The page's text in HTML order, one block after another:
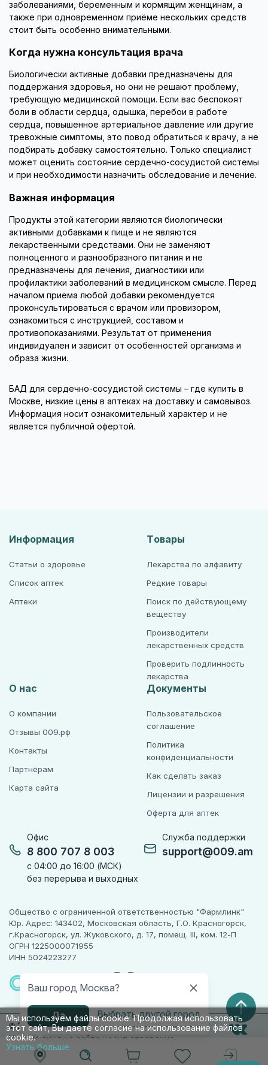
Ваш город Москва?
Да Выбрать другой город
заболеваниями, беременным и кормящим женщинам, а
также при одновременном приёме нескольких средств
стоит быть особенно внимательными.
Когда нужна консультация врача
Биологически активные добавки предназначены для
поддержания здоровья, но они не решают проблему,
требующую медицинской помощи. Если вас беспокоят
боли в области сердца, одышка, перебои в работе
сердца, повышенное артериальное давление или другие
тревожные симптомы, это повод обратиться к врачу, а не
подбирать добавку самостоятельно. Только специалист
может оценить состояние сердечно-сосудистой системы
и при необходимости назначить обследование и лечение.
Важная информация
Продукты этой категории являются биологически
активными добавками к пище и не являются
лекарственными средствами. Они не заменяют
полноценного и разнообразного питания и не
предназначены для лечения, диагностики или
профилактики заболеваний в медицинском смысле. Перед
началом приёма любой добавки рекомендуется
проконсультироваться с врачом или провизором,
ознакомиться с инструкцией, составом и
противопоказаниями. Результат от применения
индивидуален и зависит от особенностей организма и
образа жизни.
БАД для сердечно-сосудистой системы – где купить в
Москве, низкие цены в аптеках на доставку и самовывоз.
Информация носит ознакомительный характер и не
является публичной офертой.
Мы используем файлы cookie. Продолжая использовать
этот сайт, Вы даете согласие на использование файлов
cookie.
Узнать больше
Офис
8 800 707 8 003
с 04:00 до 16:00 (МСК)
без перерыва и выходных
Служба поддержки
support@009.am
Информация
Статьи о здоровье
Список аптек
Аптеки
Товары
Лекарства по алфавиту
Редкие товары
Поиск по действующему
веществу
Производители
лекарственных средств
Проверить подлинность
лекарства
О нас
О компании
Отзывы 009.рф
Контакты
Партнёрам
Карта сайта
Документы
Пользовательское
соглашение
Политика
конфиденциальности
Как сделать заказ
Лицензии и разрешения
Оферта для аптек
Общество с ограниченной ответственностью "Фармлинк"
Юр. Адрес: 143402, Московская область, Г.О. Красногорск,
г.Красногорск, ул. Жуковского, д. 17, помещ. III, ком. 12-П
ОГРН 1225000071955
ИНН 5024223277
© 2010-2026 009.РФ. Все права защищены
Информация на сайте носит справочно-
информационный характер и не является